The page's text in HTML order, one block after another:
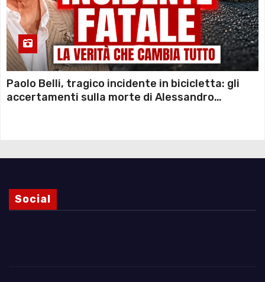
Paolo Belli, tragico incidente in bicicletta: gli
accertamenti sulla morte di Alessandro
Social